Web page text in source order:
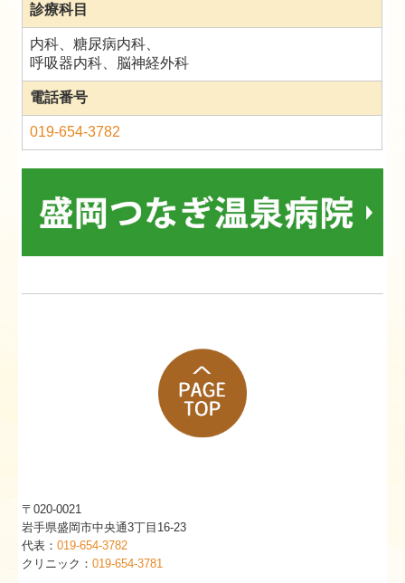
診療科目
内科、糖尿病内科、
呼吸器内科、脳神経外科
電話番号
019-654-3782
〒020-0021
岩手県盛岡市中央通3丁目16-23
代表：019-654-3782
クリニック：019-654-3781